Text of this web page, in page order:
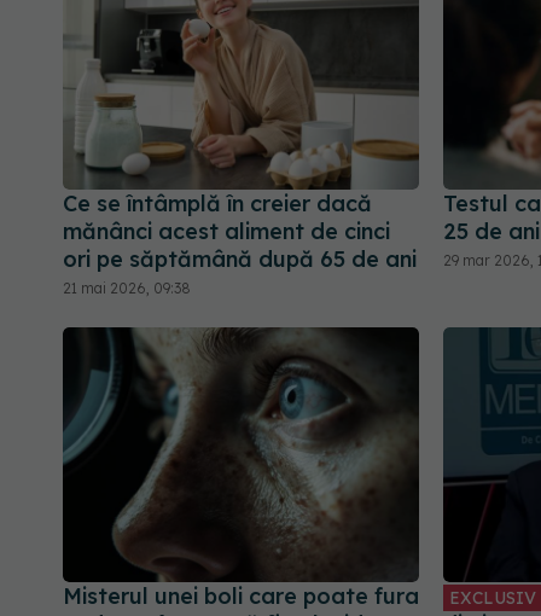
Ce se întâmplă în creier dacă
mănânci acest aliment de cinci
ori pe săptămână după 65 de ani
21 mai 2026, 09:38
Testul
25 de
29 mar 2026,
Misterul unei boli care poate fura
EXCLUSIV